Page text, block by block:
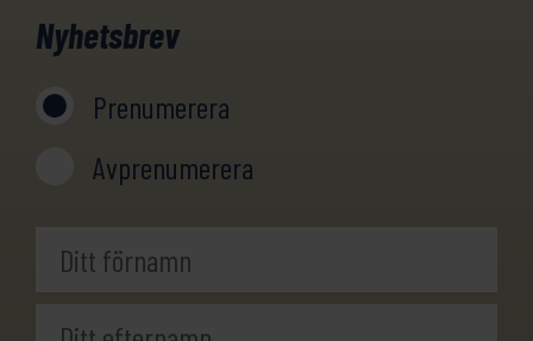
slott, dramatisk natur samt kända
konstverket Nimis, anrika
Nyhetsbrev
Prenumerera
Avprenumerera